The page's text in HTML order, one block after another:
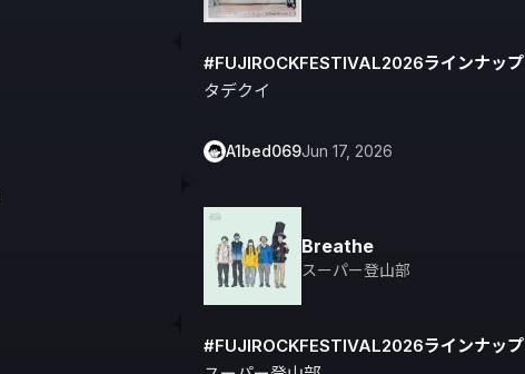
#FUJIROCKFESTIVAL2026ラインナップ
タデクイ
A1bed069Jun 17, 2026
Breathe
スーパー登山部
#FUJIROCKFESTIVAL2026ラインナップ